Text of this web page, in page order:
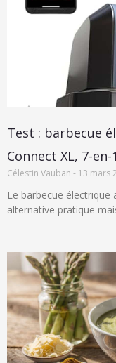
Test : barbecue
Connect XL, 7-en-1
Célestin Vauban 13 mars
Le barbecue
alternative pratique